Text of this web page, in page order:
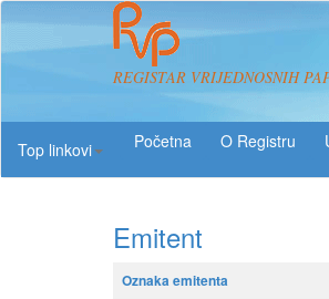
REGISTAR VRIJEDNOSNIH
Top linkovi
O Registru
Emitent
Oznaka emitenta